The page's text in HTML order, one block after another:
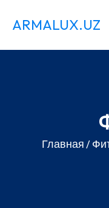
ARMALUX.UZ
Главная /